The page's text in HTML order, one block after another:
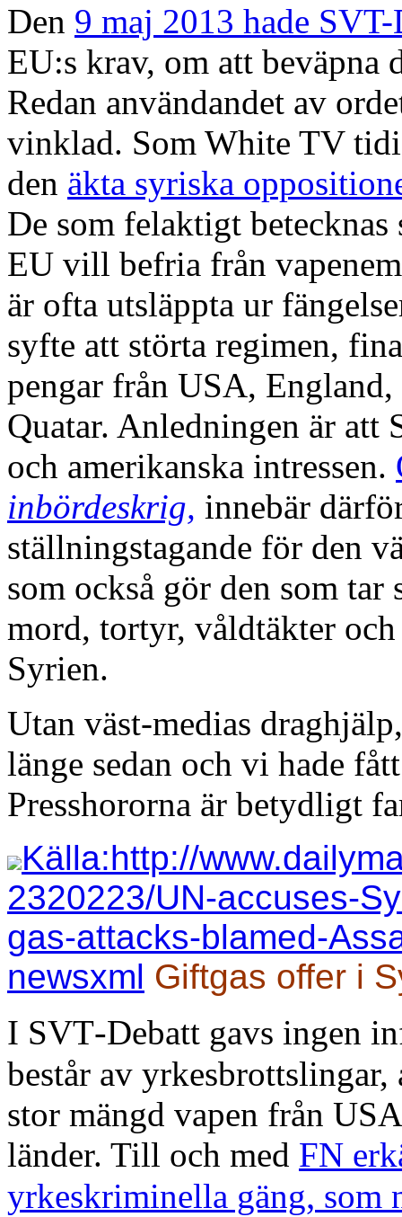
Den 9 maj 2013 hade
EU:s krav, om att beväpna
Redan användandet av
vinklad. Som White TV
den äkta syriska
De som felaktigt
EU vill befria från
är ofta utsläppta ur
syfte att störta regimen,
pengar från USA,
Quatar. Anledningen är att
och amerikanska intressen.
inbördeskrig, innebär
ställningstagande för den
som också gör den som
mord, tortyr, våldtäkter
Syrien.
Utan väst-medias
länge sedan och vi hade
Presshororna är betydligt
Källa:http://
2320223/UN-accuses-
gas-attacks-blamed-
newsxml Giftgas offer i
I SVT-Debatt gavs ingen
består av yrkesbrottslingar,
stor mängd vapen från
länder. Till och med FN
yrkeskriminella gäng, som